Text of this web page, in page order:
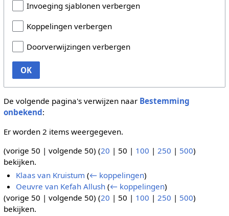
Invoeging sjablonen verbergen
Koppelingen verbergen
Doorverwijzingen verbergen
OK
De volgende pagina's verwijzen naar Bestemming
onbekend:
Er worden 2 items weergegeven.
(vorige 50 | volgende 50) (20 | 50 | 100 | 250 | 500)
bekijken.
Klaas van Kruistum (← koppelingen)
Oeuvre van Kefah Allush (← koppelingen)
(vorige 50 | volgende 50) (20 | 50 | 100 | 250 | 500)
bekijken.